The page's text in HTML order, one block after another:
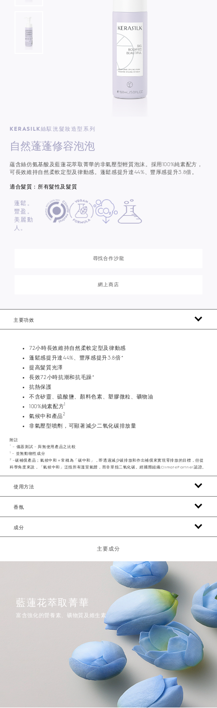
KERASILK絲馭洸髮妝造型系列
自然蓬蓬修容泡泡
蘊含絲仿氨基酸及藍蓮花萃取菁華的非氣壓型輕質泡沫。採用100%純素配方，
可長效維持自然柔軟定型及律動感。蓬鬆感提升達44%、豐厚感提升3.8倍。
適合髮質：所有髮性及髮質
蓬鬆。
豐盈。
美麗動
人。
尋找合作沙龍
網上商店
主要功效
72小時長效維持自然柔軟定型及律動感
蓬鬆感提升達44%、豐厚感提升3.8倍*
提高髮質光澤
長效72小時抗潮和抗毛躁*
抗熱保護
不含矽靈、硫酸鹽、顏料色素、塑膠微粒、礦物油
100%純素配方1
氣候中和產品2
非氣壓型噴劑，可顯著減少二氧化碳排放量
附註
* – 儀器測試 – 與無使用產品之比較
1 – 並無動物性成分
2 –碳補償產品；氣候中和＝常稱為「碳中和」，即透過減少碳排放和作出補償來實現零排放的目標，但從
科學角度來說，「氣候中和」泛指所有溫室氣體，而非單指二氧化碳。經國際組織ClimatePartner認證。
使用方法
香氛
成分
主要成分
藍蓮花萃取菁華
富含強化的營養素、礦物質及維生素.